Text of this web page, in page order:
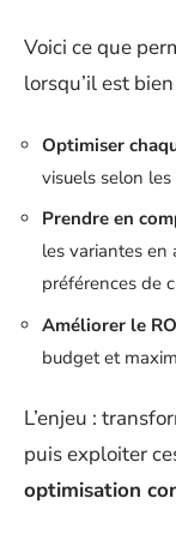
Voici ce que
lorsqu’il est
Optimiser
visuels selon
Prendre en
les variantes
préférences de
Améliorer le
budget et
L’enjeu :
puis exploiter
optimisation